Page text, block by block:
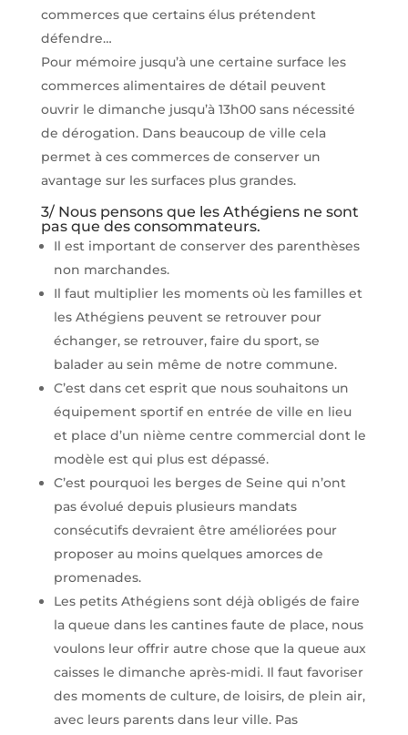
commerces que certains élus prétendent
défendre…
Pour mémoire jusqu’à une certaine surface les
commerces alimentaires de détail peuvent
ouvrir le dimanche jusqu’à 13h00 sans nécessité
de dérogation. Dans beaucoup de ville cela
permet à ces commerces de conserver un
avantage sur les surfaces plus grandes.
3/ Nous pensons que les Athégiens ne sont
pas que des consommateurs.
Il est important de conserver des parenthèses
non marchandes.
Il faut multiplier les moments où les familles et
les Athégiens peuvent se retrouver pour
échanger, se retrouver, faire du sport, se
balader au sein même de notre commune.
C’est dans cet esprit que nous souhaitons un
équipement sportif en entrée de ville en lieu
et place d’un nième centre commercial dont le
modèle est qui plus est dépassé.
C’est pourquoi les berges de Seine qui n’ont
pas évolué depuis plusieurs mandats
consécutifs devraient être améliorées pour
proposer au moins quelques amorces de
promenades.
Les petits Athégiens sont déjà obligés de faire
la queue dans les cantines faute de place, nous
voulons leur offrir autre chose que la queue aux
caisses le dimanche après-midi. Il faut favoriser
des moments de culture, de loisirs, de plein air,
avec leurs parents dans leur ville. Pas